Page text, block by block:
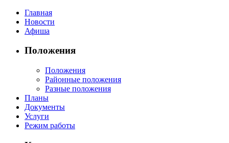
Главная
Новости
Афиша
Положения
Положения
Районные положения
Разные положения
Планы
Документы
Услуги
Режим работы